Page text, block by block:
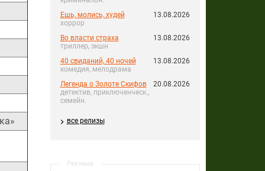
Ешь, молись, худей
хоррор
13.08.2026
Во власти страха
триллер, экшн
13.08.2026
40 свиданий, 40 ночей
комедия, мелодрама
13.08.2026
Легенда о Золоте Скифов
детектив, приключенческ.,
семейн.
20.08.2026
все релизы
Реклама